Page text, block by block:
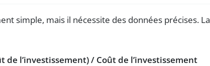
simple, mais il nécessite des données précises. La
de l’investissement) / Coût de l’investissement